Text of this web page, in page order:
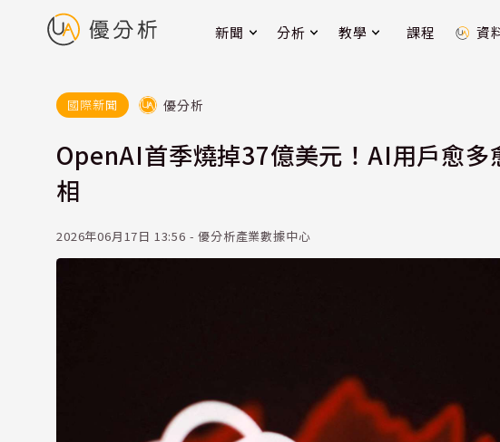
新聞 分析 教學 課程 資
國際新聞 優分析
OpenAI首季燒掉37億美元！AI用戶愈多
相
2026年06月17日 13:56 - 優分析產業數據中心